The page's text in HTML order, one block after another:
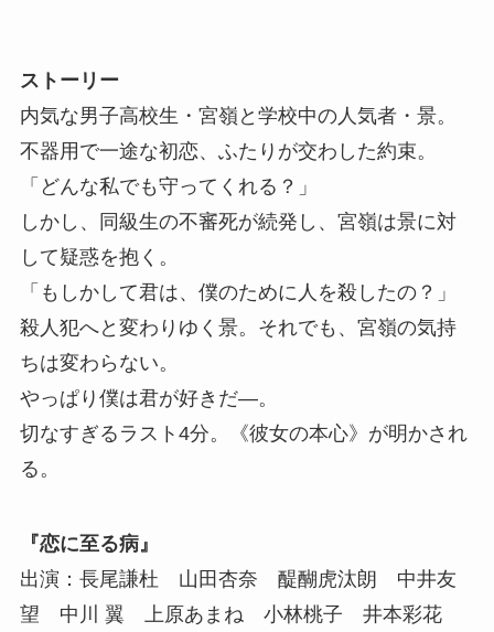
ストーリー
内気な男子高校生・宮嶺と学校中の人気者・景。
不器用で一途な初恋、ふたりが交わした約束。
「どんな私でも守ってくれる？」
しかし、同級生の不審死が続発し、宮嶺は景に対
して疑惑を抱く。
「もしかして君は、僕のために人を殺したの？」
殺人犯へと変わりゆく景。それでも、宮嶺の気持
ちは変わらない。
やっぱり僕は君が好きだ―。
切なすぎるラスト4分。《彼女の本心》が明かされ
る。
『恋に至る病』
出演：長尾謙杜 山田杏奈 醍醐虎汰朗 中井友
望 中川 翼 上原あまね 小林桃子 井本彩花